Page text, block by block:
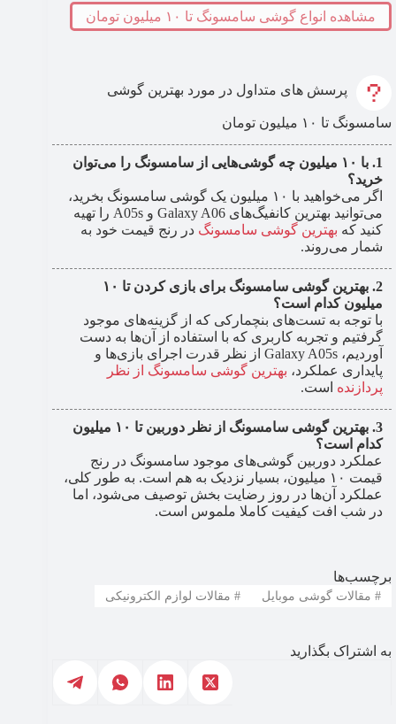
مشاهده انواع گوشی سامسونگ تا ۱۰ میلیون تومان
پرسش های متداول در مورد بهترین گوشی
سامسونگ تا ۱۰ میلیون تومان
با ۱۰ میلیون چه گوشی‌هایی از سامسونگ را می‌توان
خرید؟
اگر می‌خواهید با ۱۰ میلیون یک گوشی سامسونگ بخرید،
می‌توانید بهترین کانفیگ‌های Galaxy A06 و A05s را تهیه
کنید که بهترین گوشی سامسونگ در رنج قیمت خود به
شمار می‌روند.
بهترین گوشی سامسونگ برای بازی کردن تا ۱۰
میلیون کدام است؟
با توجه به تست‌های بنچمارکی که از گزینه‌های موجود
گرفتیم و تجربه کاربری که با استفاده از آن‌ها به دست
آوردیم، Galaxy A05s از نظر قدرت اجرای بازی‌ها و
پایداری عملکرد، بهترین گوشی سامسونگ از نظر
پردازنده است.
بهترین گوشی سامسونگ از نظر دوربین تا ۱۰ میلیون
کدام است؟
عملکرد دوربین گوشی‌های موجود سامسونگ در رنج
قیمت ۱۰ میلیون، بسیار نزدیک به هم است. به طور کلی،
عملکرد آن‌ها در روز رضایت بخش توصیف می‌شود، اما
در شب افت کیفیت کاملا ملموس است.
برچسب‌ها
#مقالات گوشی موبایل #مقالات لوازم الکترونیکی
به اشتراک بگذارید